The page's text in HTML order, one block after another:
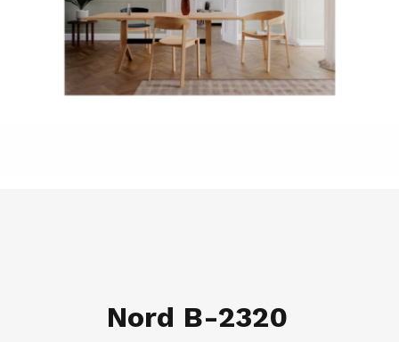
Nord B-2320